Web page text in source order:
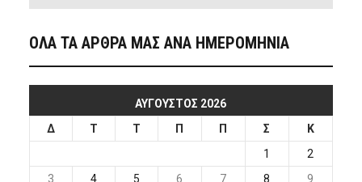
ΟΛΑ ΤΑ ΑΡΘΡΑ ΜΑΣ ΑΝΑ ΗΜΕΡΟΜΗΝΙΑ
ΑΎΓΟΥΣΤΟΣ 2026
Δ
Τ Τ Π Π Σ
Κ
1
2
3
4 5 6 7 8 9